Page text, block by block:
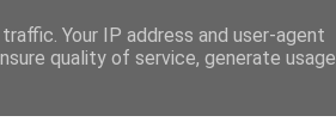
Your IP address and user-agent
quality of service, generate usage